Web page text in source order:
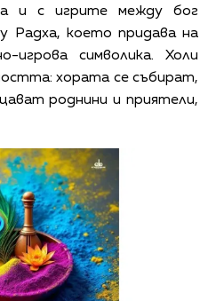
и с игрите между бог
Радха, което придава на
игрова символика. Холи
хората се събират,
роднини и приятели,